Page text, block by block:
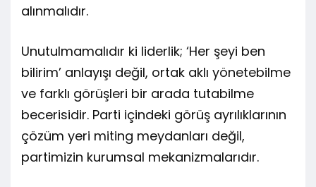
alınmalıdır.
Unutulmamalıdır ki liderlik; ‘Her şeyi ben
bilirim’ anlayışı değil, ortak aklı yönetebilme
ve farklı görüşleri bir arada tutabilme
becerisidir. Parti içindeki görüş ayrılıklarının
çözüm yeri miting meydanları değil,
partimizin kurumsal mekanizmalarıdır.